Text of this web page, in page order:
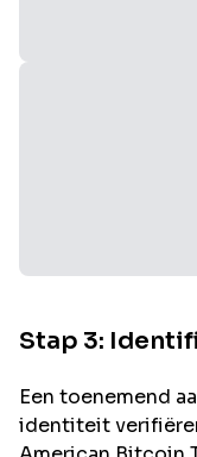
Stap 3:
Een toenemend
identiteit